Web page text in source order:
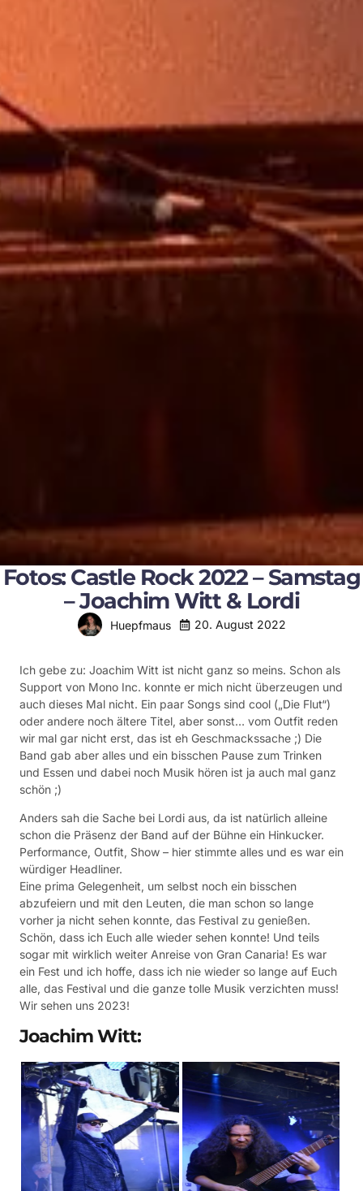
Fotos: Castle Rock 2022 – Samstag
– Joachim Witt & Lordi
Huepfmaus 20. August 2022
Ich gebe zu: Joachim Witt ist nicht ganz so meins. Schon als
Support von Mono Inc. konnte er mich nicht überzeugen und
auch dieses Mal nicht. Ein paar Songs sind cool („Die Flut“)
oder andere noch ältere Titel, aber sonst… vom Outfit reden
wir mal gar nicht erst, das ist eh Geschmackssache ;) Die
Band gab aber alles und ein bisschen Pause zum Trinken
und Essen und dabei noch Musik hören ist ja auch mal ganz
schön ;)
Anders sah die Sache bei Lordi aus, da ist natürlich alleine
schon die Präsenz der Band auf der Bühne ein Hinkucker.
Performance, Outfit, Show – hier stimmte alles und es war ein
würdiger Headliner.
Eine prima Gelegenheit, um selbst noch ein bisschen
abzufeiern und mit den Leuten, die man schon so lange
vorher ja nicht sehen konnte, das Festival zu genießen.
Schön, dass ich Euch alle wieder sehen konnte! Und teils
sogar mit wirklich weiter Anreise von Gran Canaria! Es war
ein Fest und ich hoffe, dass ich nie wieder so lange auf Euch
alle, das Festival und die ganze tolle Musik verzichten muss!
Wir sehen uns 2023!
Joachim Witt: